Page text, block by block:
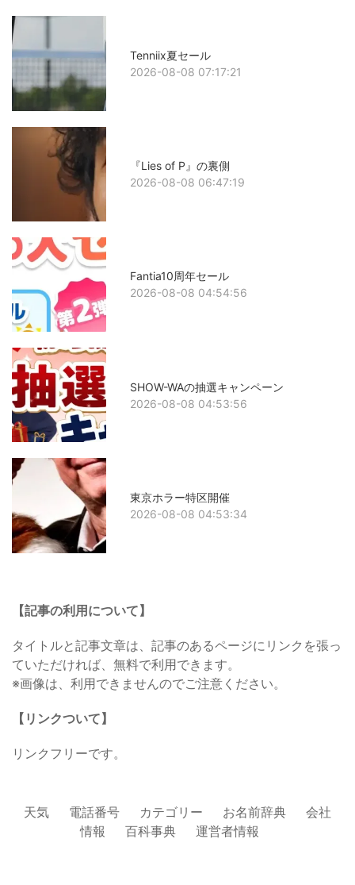
Tenniix夏セール
2026-08-08 07:17:21
『Lies of P』の裏側
2026-08-08 06:47:19
Fantia10周年セール
2026-08-08 04:54:56
SHOW-WAの抽選キャンペーン
2026-08-08 04:53:56
東京ホラー特区開催
2026-08-08 04:53:34
【記事の利用について】
タイトルと記事文章は、記事のあるページにリンクを張っ
ていただければ、無料で利用できます。
※画像は、利用できませんのでご注意ください。
【リンクついて】
リンクフリーです。
天気 電話番号 カテゴリー お名前辞典
会社
情報
百科事典 運営者情報